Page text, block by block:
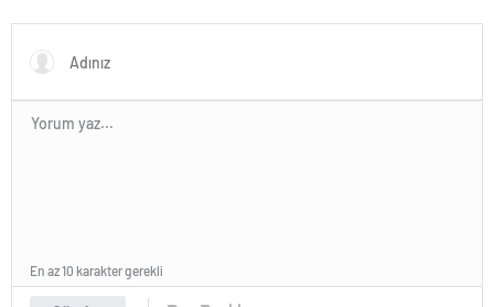
En az 10 karakter gerekli